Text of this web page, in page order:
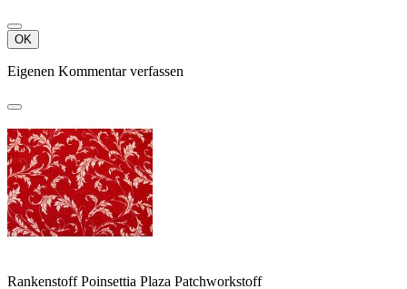
OK
Eigenen Kommentar verfassen
Rankenstoff Poinsettia Plaza Patchworkstoff